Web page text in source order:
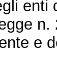
enti
e